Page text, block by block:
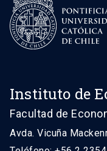
Instituto de
Facultad de
Avda. Vicuña